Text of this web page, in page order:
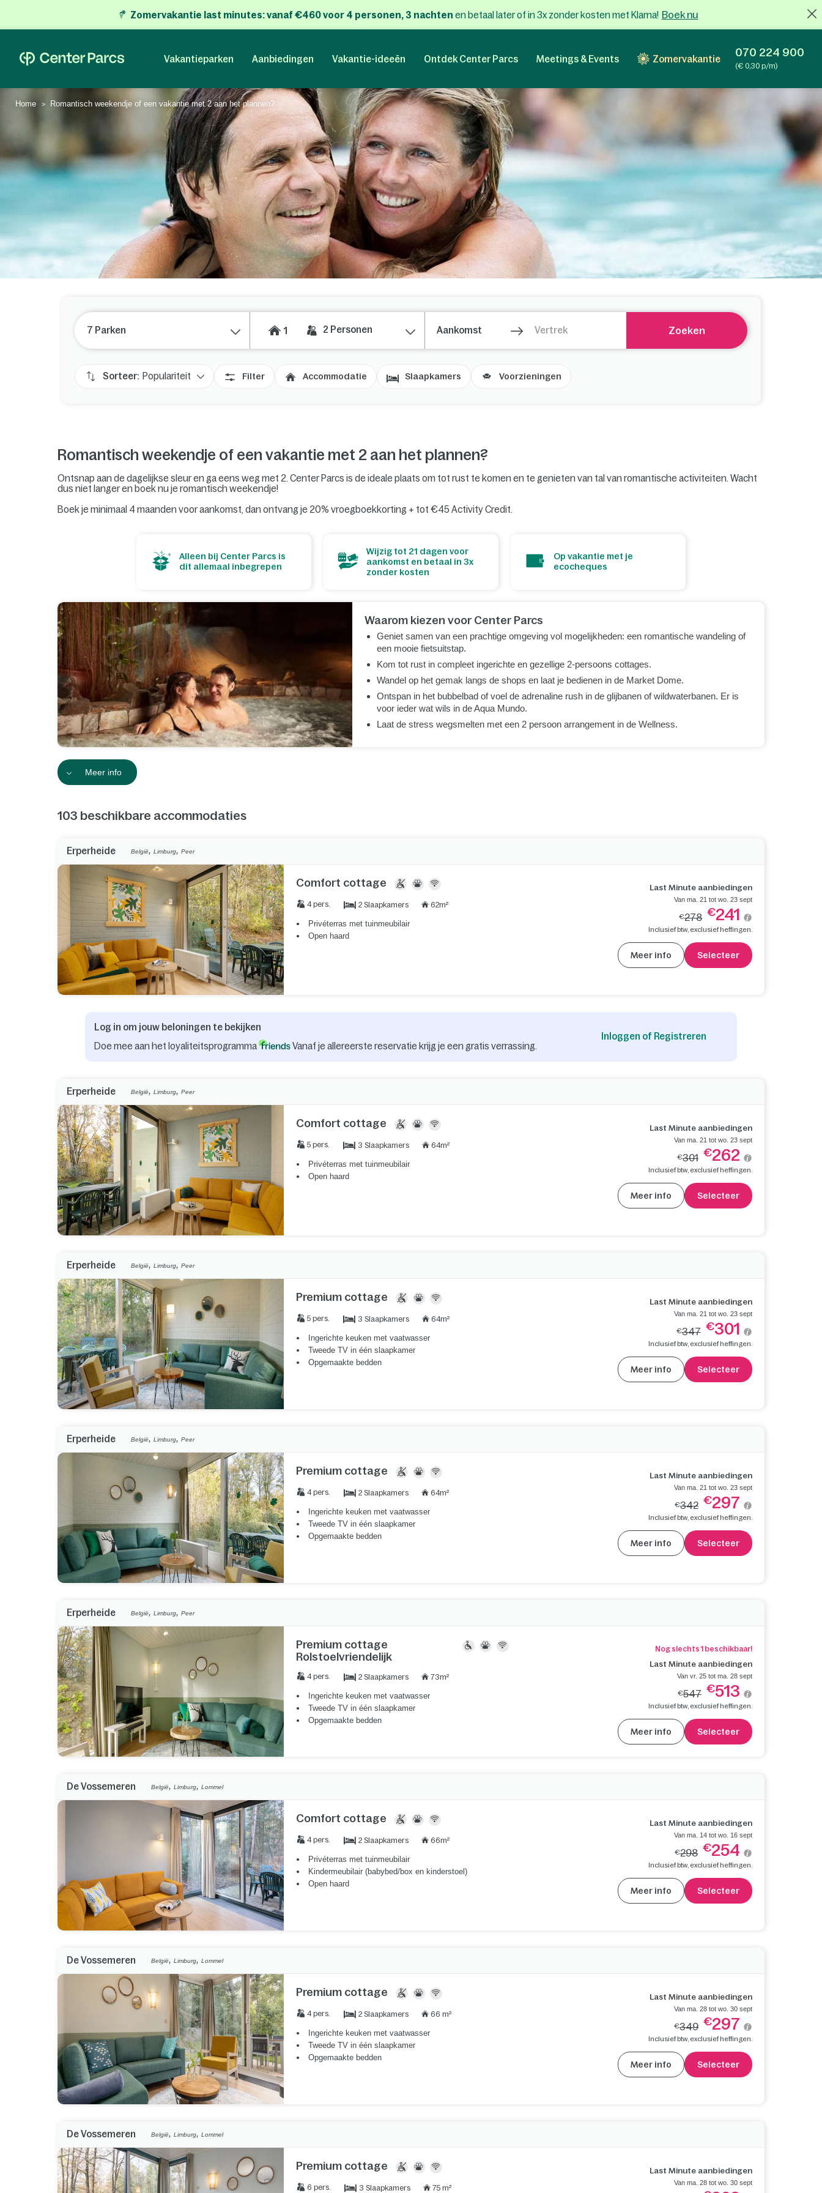
Zomervakantie last minutes:vanaf €460 voor 4 personen, 3 nachten en betaal later of in 3x zonder kosten met Klarna! Boek nu
Vakantieparken Aanbiedingen Vakantie-ideeën Ontdek Center Parcs Meetings & Events Zomervakantie 070 224 900
(€ 0,30 p/m)
Home Romantisch weekendje of een vakantie met 2 aan het plannen?
7 Parken 1 2 Personen Zoeken
Sorteer: Populariteit Filter Accommodatie Slaapkamers Voorzieningen
Romantisch weekendje of een vakantie met 2 aan het plannen?
Ontsnap aan de dagelijkse sleur en ga eens weg met 2. Center Parcs is de ideale plaats om tot rust te komen en te genieten van tal van romantische activiteiten. Wacht
dus niet langer en boek nu je romantisch weekendje!
Boek je minimaal 4 maanden voor aankomst, dan ontvang je 20% vroegboekkorting + tot €45 Activity Credit.
Alleen bij Center Parcs is
dit allemaal inbegrepen
Wijzig tot 21 dagen voor
aankomst en betaal in 3x
zonder kosten
Op vakantie met je
ecocheques
Waarom kiezen voor Center Parcs
Geniet samen van een prachtige omgeving vol mogelijkheden: een romantische wandeling of
een mooie fietsuitstap.
Kom tot rust in compleet ingerichte en gezellige 2-persoons cottages.
Wandel op het gemak langs de shops en laat je bedienen in de Market Dome.
Ontspan in het bubbelbad of voel de adrenaline rush in de glijbanen of wildwaterbanen. Er is
voor ieder wat wils in de Aqua Mundo.
Laat de stress wegsmelten met een 2 persoon arrangement in de Wellness.
Meer info
103 beschikbare accommodaties
Erperheide België,Limburg,Peer
Comfort cottage
4 pers. 2 Slaapkamers 62m²
Privéterras met tuinmeubilair
Open haard
Last Minute aanbiedingen
Van ma. 21 tot wo. 23 sept
€278 €241
Inclusief btw, exclusief heffingen.
Meer info Selecteer
Log in om jouw beloningen te bekijken
Doe mee aan het loyaliteitsprogramma
Vanaf je allereerste reservatie krijg je een gratis verrassing.
Inloggen of Registreren
Erperheide België,Limburg,Peer
Comfort cottage
5 pers. 3 Slaapkamers 64m²
Privéterras met tuinmeubilair
Open haard
Last Minute aanbiedingen
Van ma. 21 tot wo. 23 sept
€301 €262
Inclusief btw, exclusief heffingen.
Meer info Selecteer
Erperheide België,Limburg,Peer
Premium cottage
5 pers. 3 Slaapkamers 64m²
Ingerichte keuken met vaatwasser
Tweede TV in één slaapkamer
Opgemaakte bedden
Last Minute aanbiedingen
Van ma. 21 tot wo. 23 sept
€347 €301
Inclusief btw, exclusief heffingen.
Meer info Selecteer
Erperheide België,Limburg,Peer
Premium cottage
4 pers. 2 Slaapkamers 64m²
Ingerichte keuken met vaatwasser
Tweede TV in één slaapkamer
Opgemaakte bedden
Last Minute aanbiedingen
Van ma. 21 tot wo. 23 sept
€342 €297
Inclusief btw, exclusief heffingen.
Meer info Selecteer
Erperheide België,Limburg,Peer
Premium cottage
Rolstoelvriendelijk
4 pers. 2 Slaapkamers 73m²
Ingerichte keuken met vaatwasser
Tweede TV in één slaapkamer
Opgemaakte bedden
Nog slechts 1 beschikbaar!
Last Minute aanbiedingen
Van vr. 25 tot ma. 28 sept
€547 €513
Inclusief btw, exclusief heffingen.
Meer info Selecteer
De Vossemeren België,Limburg,Lommel
Comfort cottage
4 pers. 2 Slaapkamers 66m²
Privéterras met tuinmeubilair
Kindermeubilair (babybed/box en kinderstoel)
Open haard
Last Minute aanbiedingen
Van ma. 14 tot wo. 16 sept
€298 €254
Inclusief btw, exclusief heffingen.
Meer info Selecteer
De Vossemeren België,Limburg,Lommel
Premium cottage
4 pers. 2 Slaapkamers 66 m²
Ingerichte keuken met vaatwasser
Tweede TV in één slaapkamer
Opgemaakte bedden
Last Minute aanbiedingen
Van ma. 28 tot wo. 30 sept
€349 €297
Inclusief btw, exclusief heffingen.
Meer info Selecteer
De Vossemeren België,Limburg,Lommel
Premium cottage
6 pers. 3 Slaapkamers 75 m²
Last Minute aanbiedingen
Van ma. 28 tot wo. 30 sept